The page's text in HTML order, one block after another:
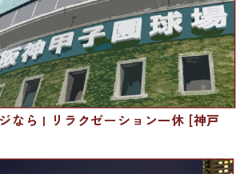
なら | リラクゼーション一休 [神戸